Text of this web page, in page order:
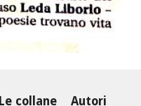
Le collane Autori